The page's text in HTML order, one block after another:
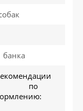
банка
по